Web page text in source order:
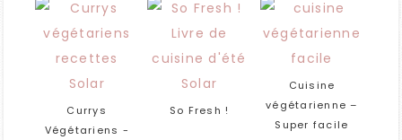
Currys
Végétariens -
So Fresh !
Cuisine
végétarienne –
Super facile